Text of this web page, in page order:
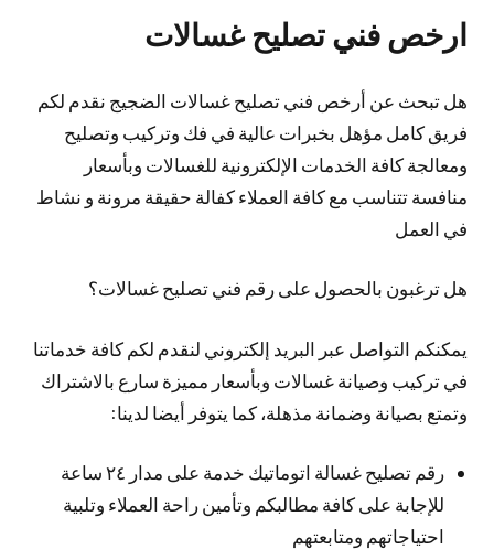
ارخص فني تصليح غسالات
هل تبحث عن أرخص فني تصليح غسالات الضجيج نقدم لكم
فريق كامل مؤهل بخبرات عالية في فك وتركيب وتصليح
ومعالجة كافة الخدمات الإلكترونية للغسالات وبأسعار
منافسة تتناسب مع كافة العملاء كفالة حقيقة مرونة و نشاط
في العمل
هل ترغبون بالحصول على رقم فني تصليح غسالات؟
يمكنكم التواصل عبر البريد إلكتروني لنقدم لكم كافة خدماتنا
في تركيب وصيانة غسالات وبأسعار مميزة سارع بالاشتراك
وتمتع بصيانة وضمانة مذهلة، كما يتوفر أيضا لدينا:
رقم تصليح غسالة اتوماتيك خدمة على مدار ٢٤ ساعة
للإجابة على كافة مطالبكم وتأمين راحة العملاء وتلبية
احتياجاتهم ومتابعتهم